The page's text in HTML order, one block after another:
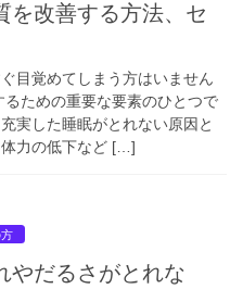
を改善する方法、セ
目覚めてしまう方はいません
ための重要な要素のひとつで
実した睡眠がとれない原因と
体力の低下など […]
やだるさがとれな